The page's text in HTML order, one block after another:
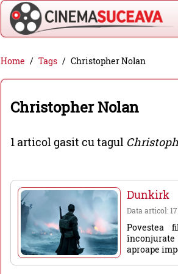
Cinema
Suceava
-
filme
cinema,
evenimente
din
Suceava
Home Tags Christopher Nolan
Christopher Nolan
1 articol gasit cu tagul
Dunkirk
Data articol:
Povestea
aproape